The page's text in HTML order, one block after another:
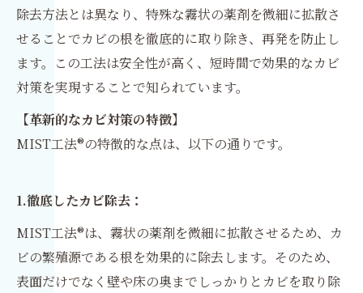
除去方法とは異なり、特殊な霧状の薬剤を微細に拡散さ
せることでカビの根を徹底的に取り除き、再発を防止し
ます。この工法は安全性が高く、短時間で効果的なカビ
対策を実現することで知られています。
【革新的なカビ対策の特徴】
MIST工法®の特徴的な点は、以下の通りです。
1.徹底したカビ除去：
MIST工法®は、霧状の薬剤を微細に拡散させるため、カ
ビの繁殖源である根を効果的に除去します。そのため、
表面だけでなく壁や床の奥までしっかりとカビを取り除